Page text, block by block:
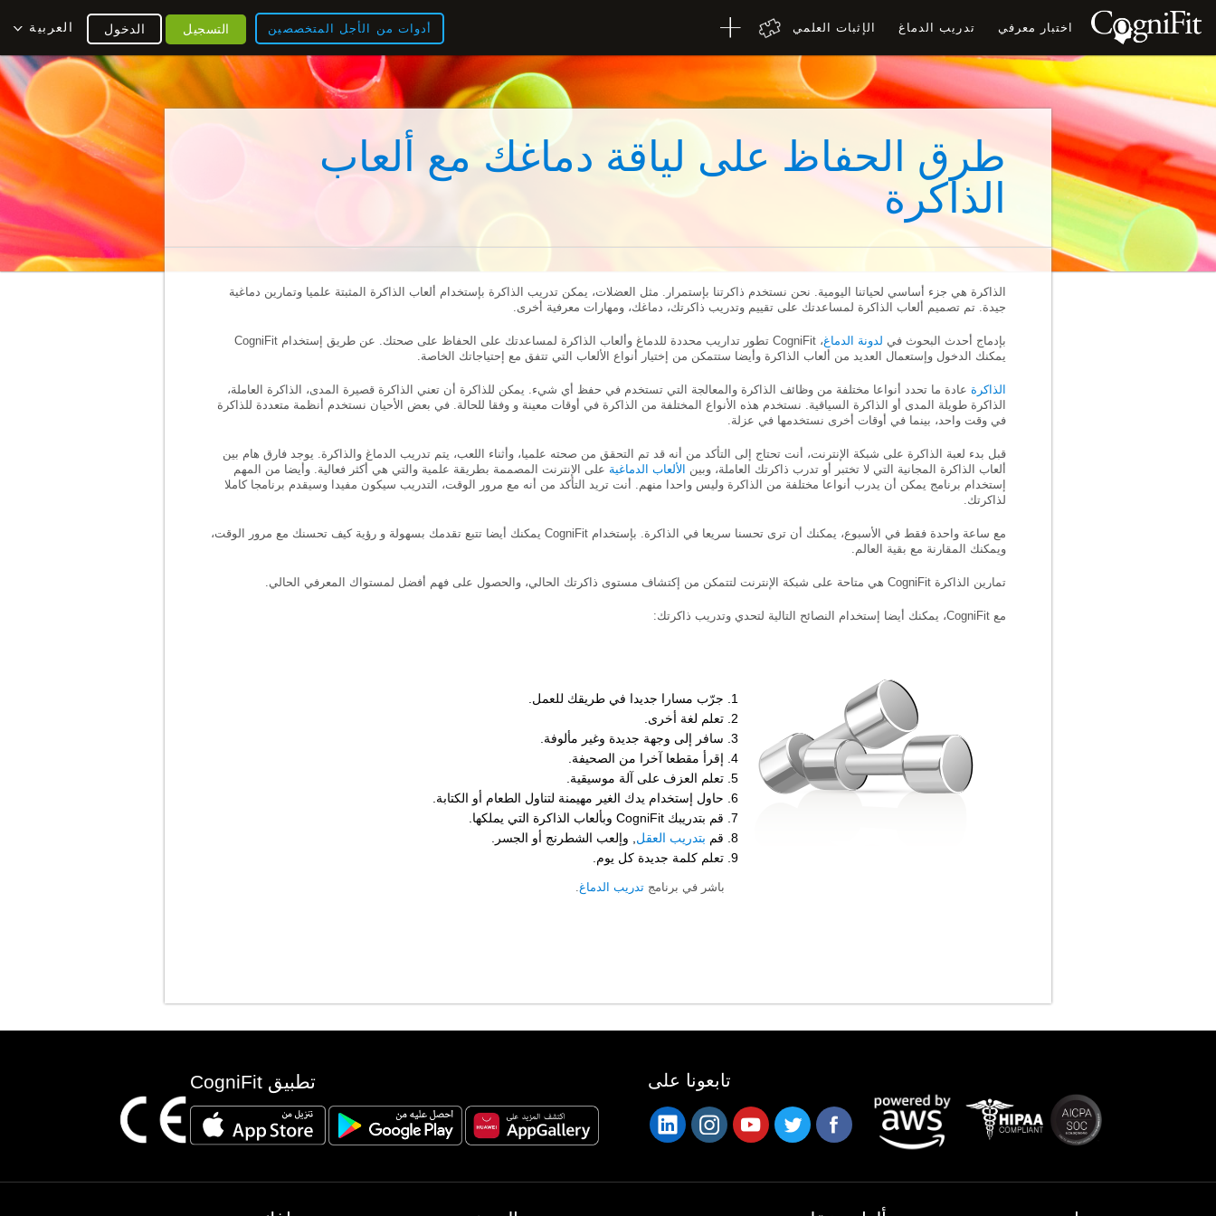
اختبار معرفي تدريب الدماغ الإثبات العلمي أدوات من الأجل المتخصصين العربية الدخول التسجيل
طرق الحفاظ على لياقة دماغك مع ألعاب
الذاكرة
الذاكرة هي جزء أساسي لحياتنا اليومية. نحن نستخدم ذاكرتنا بإستمرار. مثل العضلات، يمكن تدريب الذاكرة بإستخدام ألعاب الذاكرة المثبتة علميا وتمارين دماغية
جيدة. تم تصميم ألعاب الذاكرة لمساعدتك على تقييم وتدريب ذاكرتك، دماغك، ومهارات معرفية أخرى.
بإدماج أحدث البحوث في لدونة الدماغ
، CogniFit تطور تداريب محددة للدماغ وألعاب الذاكرة لمساعدتك على الحفاظ على صحتك. عن طريق إستخدام CogniFit
يمكنك الدخول وإستعمال العديد من ألعاب الذاكرة وأيضا ستتمكن من إختيار أنواع الألعاب التي تتفق مع إحتياجاتك الخاصة.
الذاكرة عادة ما تحدد أنواعا مختلفة من وظائف الذاكرة والمعالجة التي تستخدم في حفظ أي شيء. يمكن للذاكرة أن تعني الذاكرة قصيرة المدى، الذاكرة العاملة،
الذاكرة طويلة المدى أو الذاكرة السياقية. نستخدم هذه الأنواع المختلفة من الذاكرة في أوقات معينة و وفقا للحالة. في بعض الأحيان نستخدم أنظمة متعددة للذاكرة
في وقت واحد، بينما في أوقات أخرى نستخدمها في عزلة.
قبل بدء لعبة الذاكرة على شبكة الإنترنت، أنت تحتاج إلى التأكد من أنه قد تم التحقق من صحته علميا، وأثناء اللعب، يتم تدريب الدماغ والذاكرة. يوجد فارق هام بين
ألعاب الذاكرة المجانية التي لا تختبر أو تدرب ذاكرتك العاملة، وبين الألعاب الدماغية على الإنترنت المصممة بطريقة علمية والتي هي أكثر فعالية. وأيضا من المهم
إستخدام برنامج يمكن أن يدرب أنواعا مختلفة من الذاكرة وليس واحدا منهم. أنت تريد التأكد من أنه مع مرور الوقت، التدريب سيكون مفيدا وسيقدم برنامجا كاملا
لذاكرتك.
مع ساعة واحدة فقط في الأسبوع، يمكنك أن ترى تحسنا سريعا في الذاكرة. بإستخدام CogniFit يمكنك أيضا تتبع تقدمك بسهولة و رؤية كيف تحسنك مع مرور الوقت،
ويمكنك المقارنة مع بقية العالم.
تمارين الذاكرة CogniFit هي متاحة على شبكة الإنترنت لتتمكن من إكتشاف مستوى ذاكرتك الحالي، والحصول على فهم أفضل لمستواك المعرفي الحالي.
مع CogniFit، يمكنك أيضا إستخدام النصائح التالية لتحدي وتدريب ذاكرتك:
جرّب مسارا جديدا في طريقك للعمل.
تعلم لغة أخرى.
سافر إلى وجهة جديدة وغير مألوفة.
إقرأ مقطعا آخرا من الصحيفة.
تعلم العزف على آلة موسيقية.
حاول إستخدام يدك الغير مهيمنة لتناول الطعام أو الكتابة.
قم بتدريبك CogniFit وبألعاب الذاكرة التي يملكها.
قم بتدريب العقل , وإلعب الشطرنج أو الجسر.
تعلم كلمة جديدة كل يوم.
باشر في برنامج تدريب الدماغ.
تطبيق CogniFit تابعونا على